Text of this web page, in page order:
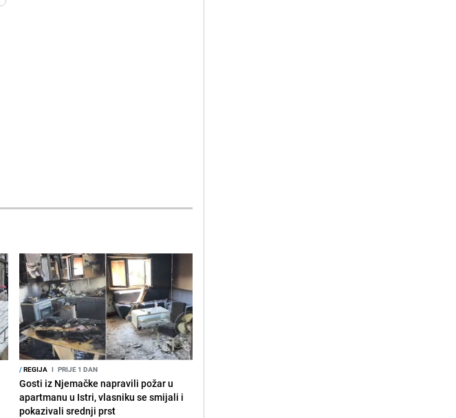
/REGIJA I PRIJE 1 DAN
Gosti iz Njemačke napravili požar u
apartmanu u Istri, vlasniku se smijali i
pokazivali srednji prst